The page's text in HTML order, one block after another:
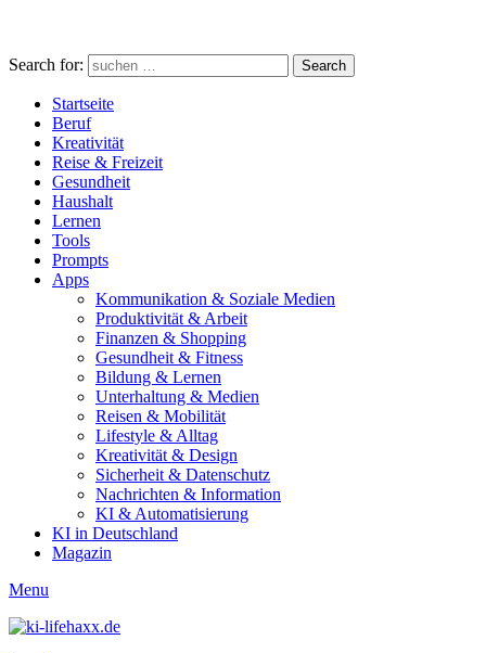
Search for: Search
Startseite
Beruf
Kreativität
Reise & Freizeit
Gesundheit
Haushalt
Lernen
Tools
Prompts
Apps
Kommunikation & Soziale Medien
Produktivität & Arbeit
Finanzen & Shopping
Gesundheit & Fitness
Bildung & Lernen
Unterhaltung & Medien
Reisen & Mobilität
Lifestyle & Alltag
Kreativität & Design
Sicherheit & Datenschutz
Nachrichten & Information
KI & Automatisierung
KI in Deutschland
Magazin
Menu